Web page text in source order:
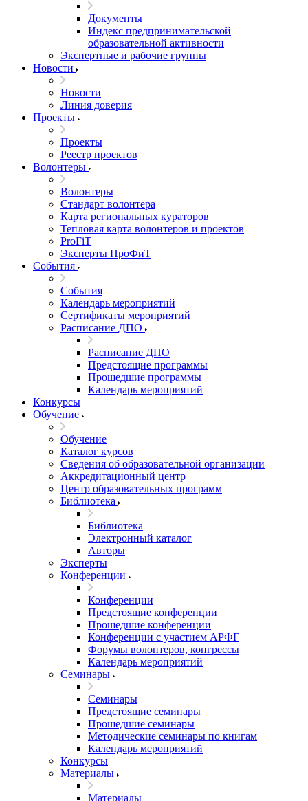
Документы
Индекс предпринимательской
образовательной активности
Экспертные и рабочие группы
Новости
Новости
Линия доверия
Проекты
Проекты
Реестр проектов
Волонтеры
Волонтеры
Стандарт волонтера
Карта региональных кураторов
Тепловая карта волонтеров и проектов
ProFiT
Эксперты ПроФиТ
События
События
Календарь мероприятий
Сертификаты мероприятий
Расписание ДПО
Расписание ДПО
Предстоящие программы
Прошедшие программы
Календарь мероприятий
Конкурсы
Обучение
Обучение
Каталог курсов
Сведения об образовательной организации
Аккредитационный центр
Центр образовательных программ
Библиотека
Библиотека
Электронный каталог
Авторы
Эксперты
Конференции
Конференции
Предстоящие конференции
Прошедшие конференции
Конференции с участием АРФГ
Форумы волонтеров, конгрессы
Календарь мероприятий
Семинары
Семинары
Предстоящие семинары
Прошедшие семинары
Методические семинары по книгам
Календарь мероприятий
Конкурсы
Материалы
Материалы